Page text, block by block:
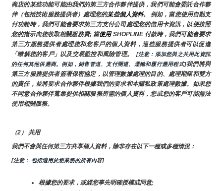
商店的某些功能可能由我們的第三方合作夥伴提供，我們可能會委託合作夥
伴（包括技術服務提供者）處理您的某些個人資料。 例如，當您使用自動支
付功能時，我們可能會要求第三方支付公司處理您的信用卡資訊，以便按照
您的指示向您收取相關服務費; 當使用 SHOPLINE 付款時，我們可能會要求
第三方服務提供者處理您和您客戶的個人資料，這些服務提供者可以促進
「瞭解您的客戶」以及交易監控和風險管理。
[注意：添加您與之共用此資訊
的任何其他供應商。例如，銷售管道、支付閘道、運輸和履行應用程式]我們將與
第三方服務提供者簽署保密協定，以管理數據處理的目的、處理期限和雙方
的責任，並將要求合作夥伴根據我們的要求和本隱私政策處理數據。如果您
不同意合作夥伴蒐集提供相關服務所需的個人資料，您或您的客戶可能無法
使用相關服務。
（2） 共用
我們不會與任何第三方共享個人資料，除非存在以下一種或多種情況：
[注意： 包括適用於您業務的所有內容]
根據您的要求，或經您事先明確授權或同意;